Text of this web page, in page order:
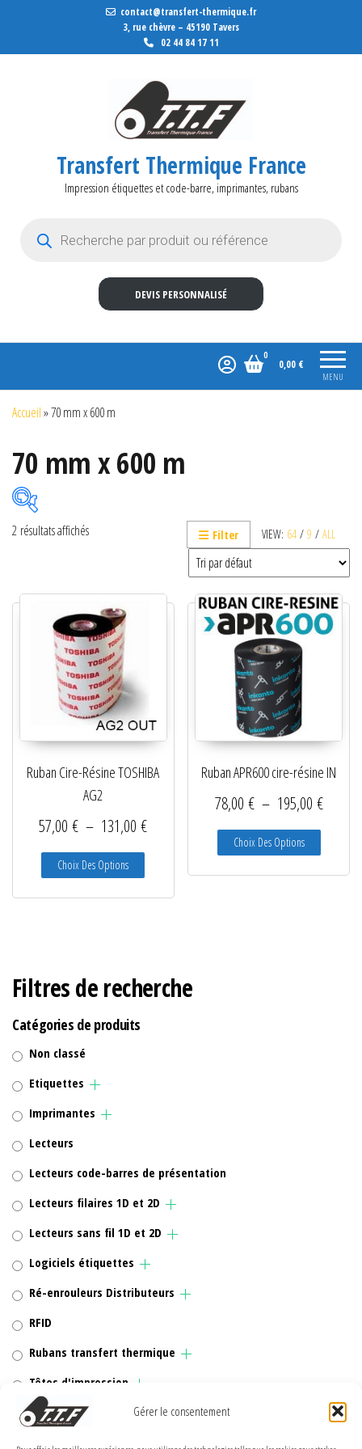
Gérer le consentement
contact@transfert-thermique.fr
3, rue chèvre – 45190 Tavers
02 44 84 17 11
Transfert Thermique France
Impression étiquettes et code-barre, imprimantes, rubans
DEVIS PERSONNALISÉ
MENU
0
0,00 €
Accueil»70 mm x 600 m
70 mm x 600 m
Etiquettes
Imprimantes
Lecteurs
Lecteurs code-barres de présentation
Lecteurs filaires 1D et 2D
Lecteurs sans fil 1D et 2D
Logiciels étiquettes
Ré-enrouleurs Distributeurs
RFID
VIEW: 64 / 9 / ALL
Filter
2 résultats affichés
Ruban Cire-Résine TOSHIBA
AG2
57,00€ – 131,00€Plage de prix : 57,00 € à 131,00 €
Choix Des Options Ce produit a plusieurs variations. Les options
Ruban APR600 cire-résine IN
78,00 € – 195,00 €Plage
Choix Des Options Ce
Filtres de recherche
Catégories de produits
Non classé
Etiquettes
Imprimantes
Lecteurs
Lecteurs code-barres de présentation
Lecteurs filaires 1D et 2D
Lecteurs sans fil 1D et 2D
Logiciels étiquettes
Ré-enrouleurs Distributeurs
RFID
Rubans transfert thermique
Têtes d'impression